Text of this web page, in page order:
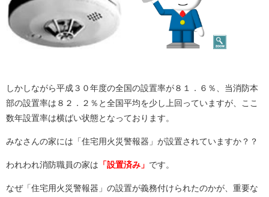
しかしながら平成３０年度の全国の設置率が８１．６％、当消防本
部の設置率は８２．２％と全国平均を少し上回っていますが、ここ
数年設置率は横ばい状態となっております。
みなさんの家には「住宅用火災警報器」が設置されていますか？？
われわれ消防職員の家は 「設置済み」 です。
なぜ「住宅用火災警報器」の設置が義務付けられたのかが、重要な